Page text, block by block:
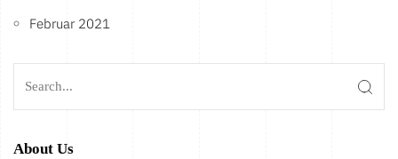
Februar 2021
About Us